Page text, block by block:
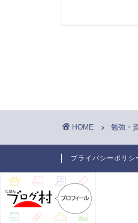
HOME 勉強・
プライバシーポリシ